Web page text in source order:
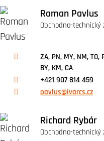
Roman Pavlus
Obchodno-technický
ZA, PN, MY, NM, TO,
BY, KM, CA
+421 907 814 459
pavlus@ivarcs.cz
Richard Rybár
Obchodno-technický